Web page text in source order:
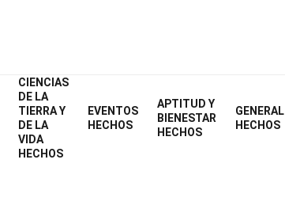
CIENCIAS
DE LA
TIERRA Y
DE LA
VIDA
HECHOS
EVENTOS
HECHOS
APTITUD Y
BIENESTAR
HECHOS
GENERAL
HECHOS